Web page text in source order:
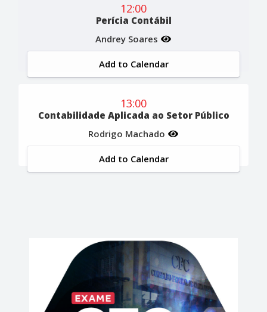
12:00
Perícia Contábil
Andrey Soares
Add to Calendar
13:00
Contabilidade Aplicada ao Setor Público
Rodrigo Machado
Add to Calendar